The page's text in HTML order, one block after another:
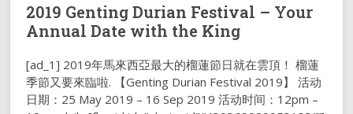
2019 Genting Durian Festival – Your
Annual Date with the King
[ad_1] 2019年馬來西亞最大的榴蓮節日就在雲頂！ 榴蓮
季節又要來臨啦. 【Genting Durian Festival 2019】 活动
日期：25 May 2019 – 16 Sep 2019 活动时间：12pm –